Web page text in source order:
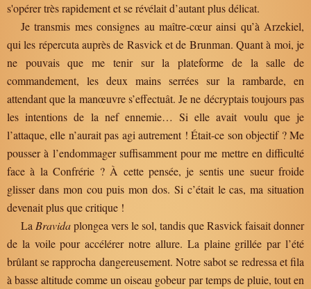
s'opérer très rapidement et se révélait d’autant plus délicat.
Je transmis mes consignes au maître-cœur ainsi qu’à Arzekiel,
qui les répercuta auprès de Rasvick et de Brunman. Quant à moi, je
ne pouvais que me tenir sur la plateforme de la salle de
commandement, les deux mains serrées sur la rambarde, en
attendant que la manœuvre s’effectuât. Je ne décryptais toujours pas
les intentions de la nef ennemie… Si elle avait voulu que je
l’attaque, elle n’aurait pas agi autrement ! Était-ce son objectif ? Me
pousser à l’endommager suffisamment pour me mettre en difficulté
face à la Confrérie ? À cette pensée, je sentis une sueur froide
glisser dans mon cou puis mon dos. Si c’était le cas, ma situation
devenait plus que critique !
La Bravidaplongea vers le sol, tandis que Rasvick faisait donner
de la voile pour accélérer notre allure. La plaine grillée par l’été
brûlant se rapprocha dangereusement. Notre sabot se redressa et fila
à basse altitude comme un oiseau gobeur par temps de pluie, tout en